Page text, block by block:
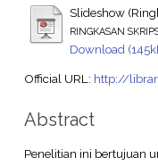
Slideshow
RINGKASAN
Download
Official URL: http://
Abstract
Penelitian ini bertujuan